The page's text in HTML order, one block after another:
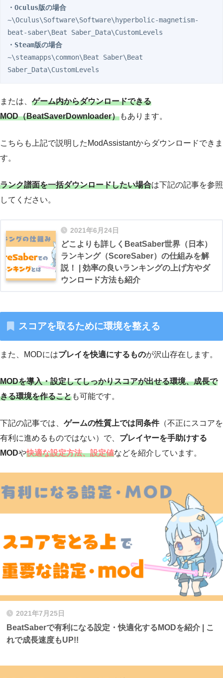
・Oculus版の場合
~\Oculus\Software\Software\hyperbolic-magnetism-
・Steam版の場合
~\steamapps\common\Beat Saber\Beat
Saber_Data\CustomLevels
または、 ゲーム内からダウンロードできる
MOD（BeatSaverDownloader）もあります。
こちらも上記で説明したModAssistantからダウンロードできま
す。
ランク譜面を一括ダウンロードしたい場合は下記の記事を参照
してください。
2021年6月24日
どこよりも詳しくBeatSaber世界（日本）
ランキング（ScoreSaber）の仕組みを解
説！ | 効率の良いランキングの上げ方やダ
ウンロード方法も紹介
スコアを取るために環境を整える
また、MODにはプレイを快適にするものが沢山存在します。
MODを導入・設定してしっかりスコアが出せる環境、成長で
きる環境を作ることも可能です。
下記の記事では、 ゲームの性質上では同条件（不正にスコアを
有利に進めるものではない）で、 プレイヤーを手助けする
MODや快適な設定方法、設定値などを紹介しています。
2021年7月25日
BeatSaberで有利になる設定・快適化するMODを紹介 | こ
れで成長速度もUP!!